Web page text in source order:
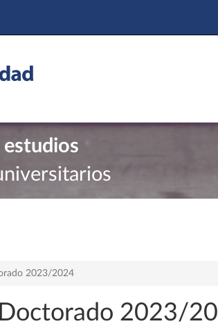
estudios
2023/2024
Doctorado 2023/